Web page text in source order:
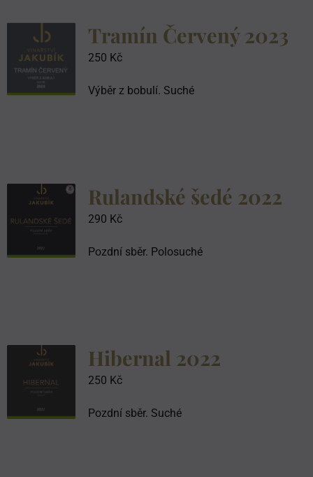
Tramín Červený 2023
250 Kč
Výběr z bobulí. Suché
Rulandské šedé 2022
290 Kč
Pozdní sběr. Polosuché
Hibernal 2022
250 Kč
Pozdní sběr. Suché